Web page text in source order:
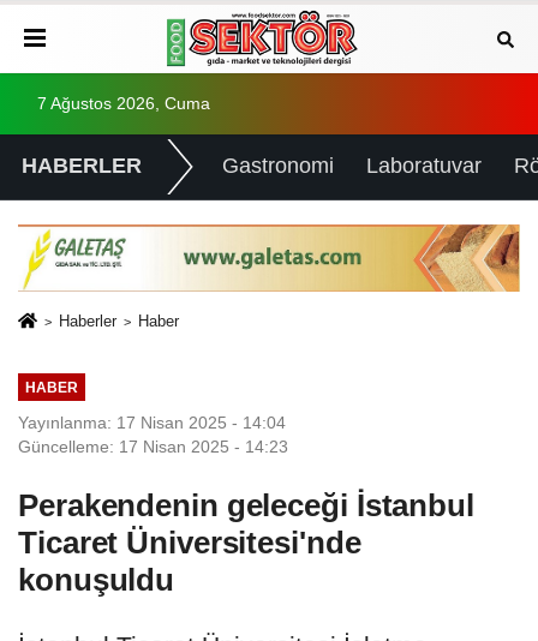
7 Ağustos 2026, Cuma
HABERLER Gastronomi Laboratuvar
Haberler Haber
HABER
Yayınlanma: 17 Nisan 2025 - 14:04
Güncelleme: 17 Nisan 2025 - 14:23
Perakendenin geleceği İstanbul
Ticaret Üniversitesi'nde
konuşuldu